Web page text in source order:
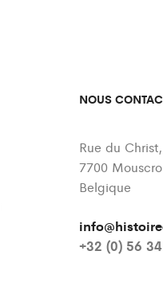
NOUS
Rue du
7700
Belgique
+32 (0) 56